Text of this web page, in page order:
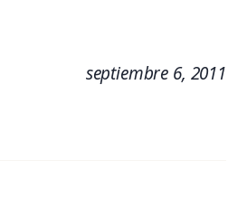
septiembre 6, 2011